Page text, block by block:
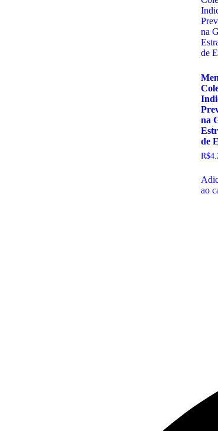
na
de
R$
ao